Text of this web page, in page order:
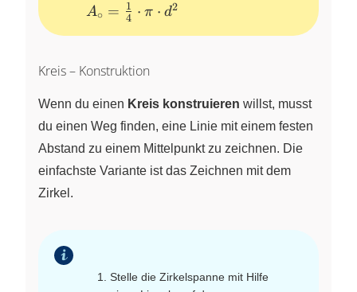
= \pi
\cdot
A_{\circ}
{4} \cdot
d^{2}
A∘ = 4
1 ⋅ π ⋅ d2
Kreis – Konstruktion
Wenn du einen Kreis konstruieren willst, musst
du einen Weg finden, eine Linie mit einem festen
Abstand zu einem Mittelpunkt zu zeichnen. Die
einfachste Variante ist das Zeichnen mit dem
Zirkel.
Stelle die Zirkelspanne mit Hilfe